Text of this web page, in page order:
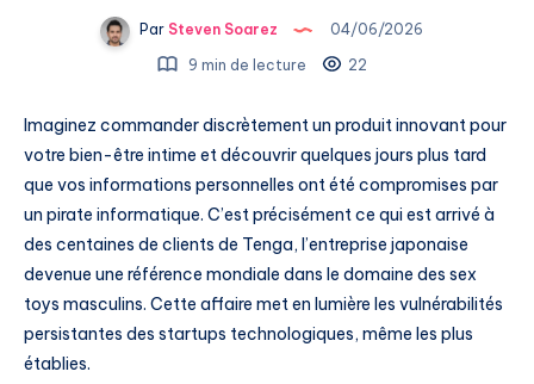
ParSteven Soarez
04/06/2026
9 min de lecture
22
Imaginez commander discrètement un produit innovant pour
votre bien-être intime et découvrir quelques jours plus tard
que vos informations personnelles ont été compromises par
un pirate informatique. C’est précisément ce qui est arrivé à
des centaines de clients de Tenga, l’entreprise japonaise
devenue une référence mondiale dans le domaine des sex
toys masculins. Cette affaire met en lumière les vulnérabilités
persistantes des startups technologiques, même les plus
établies.